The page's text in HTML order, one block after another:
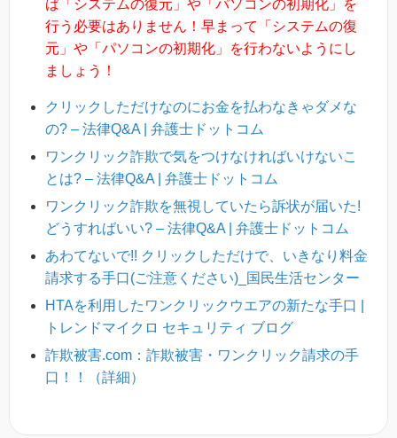
ば「システムの復元」や「パソコンの初期化」を
行う必要はありません！早まって「システムの復
元」や「パソコンの初期化」を行わないようにし
ましょう！
クリックしただけなのにお金を払わなきゃダメな
の? – 法律Q&A | 弁護士ドットコム
ワンクリック詐欺で気をつけなければいけないこ
とは? – 法律Q&A | 弁護士ドットコム
ワンクリック詐欺を無視していたら訴状が届いた!
どうすればいい? – 法律Q&A | 弁護士ドットコム
あわてないで!! クリックしただけで、いきなり料金
請求する手口(ご注意ください)_国民生活センター
HTAを利用したワンクリックウエアの新たな手口 |
トレンドマイクロ セキュリティ ブログ
詐欺被害.com：詐欺被害・ワンクリック請求の手
口！！（詳細）